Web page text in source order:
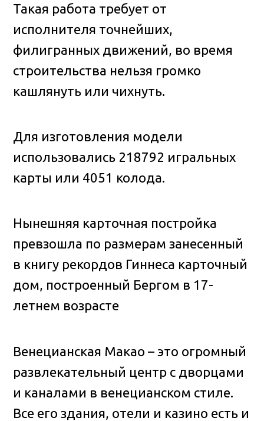
Такая работа требует от
исполнителя точнейших,
филигранных движений, во время
строительства нельзя громко
кашлянуть или чихнуть.
Для изготовления модели
использовались 218792 игральных
карты или 4051 колода.
Нынешняя карточная постройка
превзошла по размерам занесенный
в книгу рекордов Гиннеса карточный
дом, построенный Бергом в 17-
летнем возрасте
Венецианская Макао – это огромный
развлекательный центр с дворцами
и каналами в венецианском стиле.
Все его здания, отели и казино есть и